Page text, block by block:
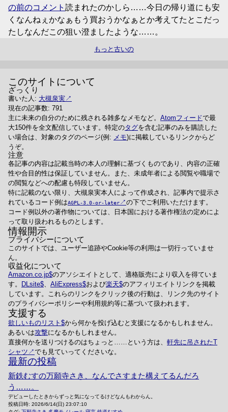
の前のコメント 読まれたのかしら……今日の帰り道にも安
くなんねぇかなぁもう買おうかなぁとか考えてたとこだっ
たしなんだこの狙い澄ましたような……。
もっと古いの
このサイトについて
ざっくり
書いた人: 大槻泉実
現在の記事数: 791
主に未来の自分のために残される雑多なメモなど。 Atomフィードで最
大150件を全文配信しています。特定のタグを含む記事のみを購読した
い場合は、対象のタグのページ(例: メモ)に掲載しているリンクからど
うぞ。
注意
各記事の内容は記載当時の本人の理解に基づくものであり、内容の正確
性や合目的性は保証していません。また、未成年者による閲覧や職場で
の閲覧などへの配慮も特段していません。
特に記載のない限り、大槻泉実本人によって作成され、記事内で提示さ
れているコード例はAGPL-3.0-or-later
の下でご利用いただけます。
コード例以外の著作物については、日本国における著作権法の定めによ
って取り扱われるものとします。
情報開示
プライバシーについて
このサイトでは、ユーザー追跡やCookie等の利用は一切行っていませ
ん。
収益化について
Amazon.co.jp のアソシエイトとして、適格販売により収入を得ていま
す。
DLsite 、 AliExpress および楽天 のアフィリエイトリンクを掲載
しています。これらのリンクをクリック後の行動は、リンク先のサイト
のプライバシーポリシーや利用規約等に基づいて扱われます。
支援する
欲しいものリスト
から何かを投げ込むと支援になるかもしれません。
あるいは攻撃になるかもしれません。
直接何かを送りつけるのはちょっと……という方は、 軒先に吊されたT
シャツ
でも見ていってくださいな。
最新の投稿
新鉄むすの万願寺さき、なんでさすまた構えてるんだろ
う……。
デビューしたときからずっと気になってるけどなんもわからん。
投稿日時: 2026/6/14(日) 23:07:10